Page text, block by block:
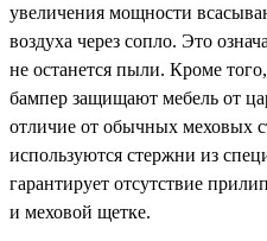
увеличения мощности
воздуха через сопло. Это
не останется пыли. Кроме
бампер защищают мебель от
отличие от обычных меховых
используются стержни из
гарантирует отсутствие
и меховой щетке.